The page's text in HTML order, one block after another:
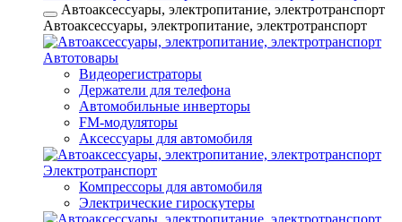
Автоаксессуары, электропитание, электротранспорт
Автоаксессуары, электропитание, электротранспорт
Автотовары
Видеорегистраторы
Держатели для телефона
Автомобильные инверторы
FM-модуляторы
Аксессуары для автомобиля
Электротранспорт
Компрессоры для автомобиля
Электрические гироскутеры